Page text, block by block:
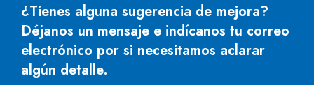
¿Tienes alguna sugerencia de mejora?
Déjanos un mensaje e indícanos tu correo
electrónico por si necesitamos aclarar
algún detalle.